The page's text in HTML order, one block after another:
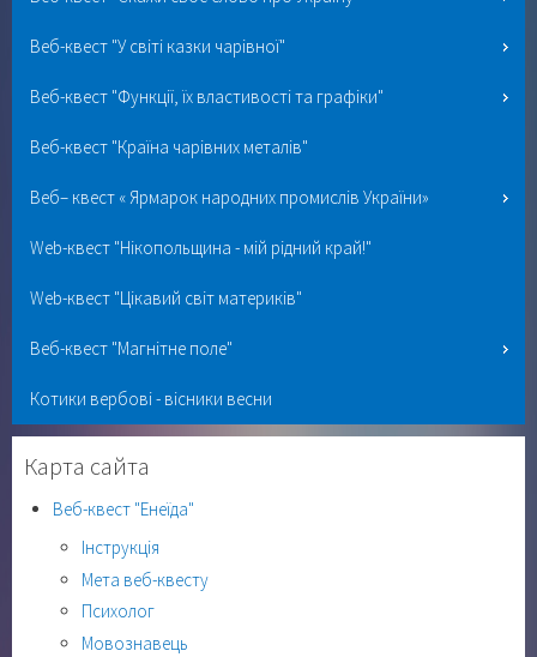
Веб-квест "У світі казки чарівної"
Веб-квест "Функції, їх властивості та графіки"
Веб-квест "Країна чарівних металів"
Веб– квест « Ярмарок народних промислів України»
Web-квест "Нікопольщина - мій рідний край!"
Web-квест "Цікавий світ материків"
Веб-квест "Магнітне поле"
Котики вербові - вісники весни
Карта сайта
Веб-квест "Енеїда"
Інструкція
Мета веб-квесту
Психолог
Мовознавець